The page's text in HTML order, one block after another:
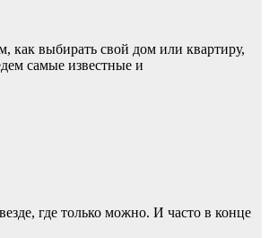
как выбирать свой дом или квартиру,
самые известные и
где только можно. И часто в конце